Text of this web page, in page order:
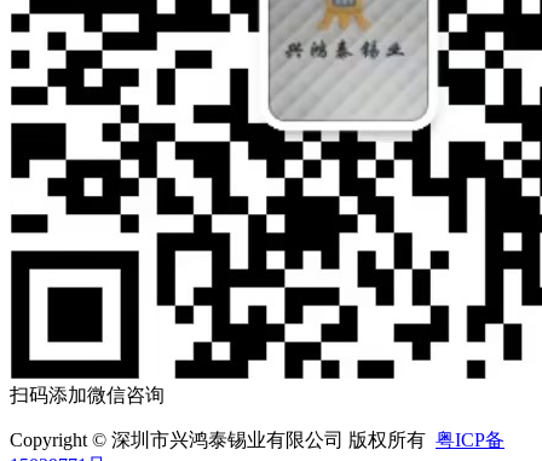
扫码添加微信咨询
Copyright © 深圳市兴鸿泰锡业有限公司 版权所有 粤ICP备